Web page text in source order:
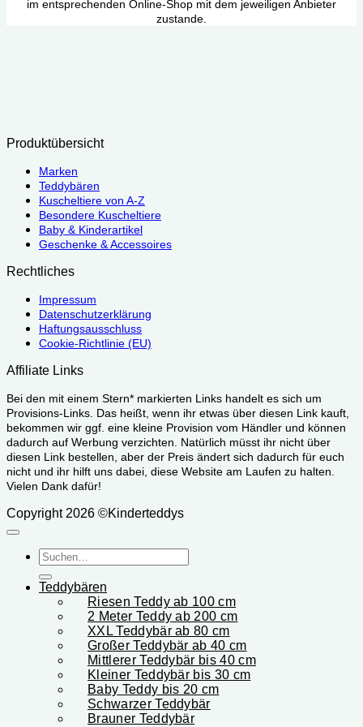
im entsprechenden Online-Shop mit dem jeweiligen Anbieter
zustande.
Produktübersicht
Marken
Teddybären
Kuscheltiere von A-Z
Besondere Kuscheltiere
Baby & Kinderartikel
Geschenke & Accessoires
Rechtliches
Impressum
Datenschutzerklärung
Haftungsausschluss
Cookie-Richtlinie (EU)
Affiliate Links
Bei den mit einem Stern* markierten Links handelt es sich um
Provisions-Links. Das heißt, wenn ihr etwas über diesen Link kauft,
bekommen wir ggf. eine kleine Provision vom Händler und können
dadurch auf Werbung verzichten. Natürlich müsst ihr nicht über
diesen Link bestellen, aber der Preis ändert sich dadurch für euch
nicht und ihr hilft uns dabei, diese Website am Laufen zu halten.
Vielen Dank dafür!
Copyright 2026 ©Kinderteddys
Suchen
nach:
Teddybären
Riesen Teddy ab 100 cm
2 Meter Teddy ab 200 cm
XXL Teddybär ab 80 cm
Großer Teddybär ab 40 cm
Mittlerer Teddybär bis 40 cm
Kleiner Teddybär bis 30 cm
Baby Teddy bis 20 cm
Schwarzer Teddybär
Brauner Teddybär